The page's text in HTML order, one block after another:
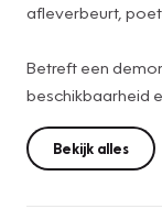
afleverbeurt,
Betreft een
beschikbaarheid
Wilt u deze auto
Bekijk alles